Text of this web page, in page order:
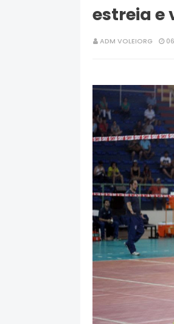
estreia e
ADM VOLEIORG